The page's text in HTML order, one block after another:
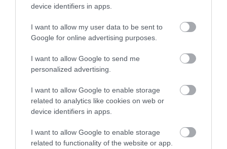
device identifiers in apps.
I want to allow my user data to be sent to
Google for online advertising purposes.
I want to allow Google to send me
personalized advertising.
I want to allow Google to enable storage
related to analytics like cookies on web or
device identifiers in apps.
I want to allow Google to enable storage
related to functionality of the website or app.